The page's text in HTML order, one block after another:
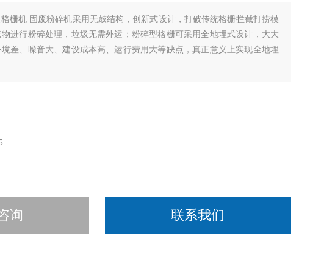
栅机 固废粉碎机采用无鼓结构，创新式设计，打破传统格栅拦截打捞模
进行粉碎处理，垃圾无需外运；粉碎型格栅可采用全地埋式设计，大大
差、噪音大、建设成本高、运行费用大等缺点，真正意义上实现全地埋
询 联系我们